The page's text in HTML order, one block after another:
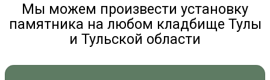
Мы можем произвести установку
памятника на любом кладбище Тулы
и Тульской области